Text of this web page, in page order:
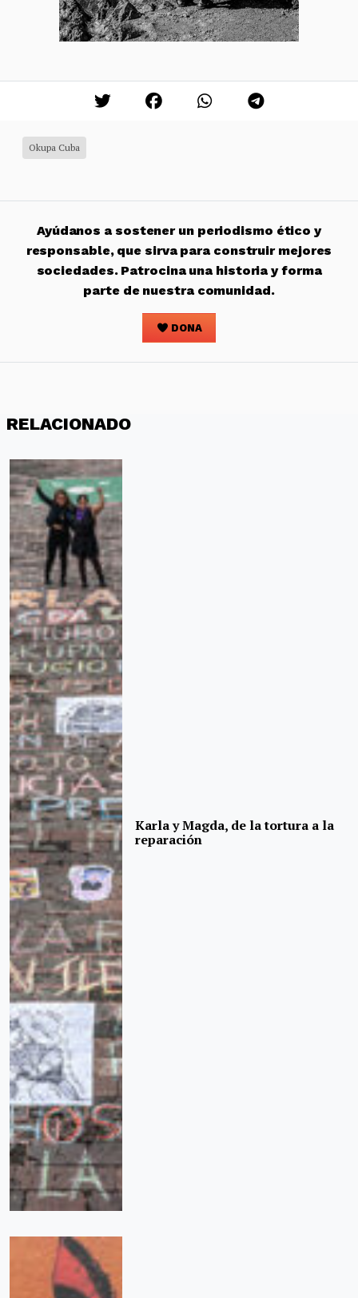
Okupa Cuba
Ayúdanos a sostener un periodismo ético y
responsable, que sirva para construir mejores
sociedades. Patrocina una historia y forma
parte de nuestra comunidad.
DONA
RELACIONADO
Karla y Magda, de la tortura a la
reparación